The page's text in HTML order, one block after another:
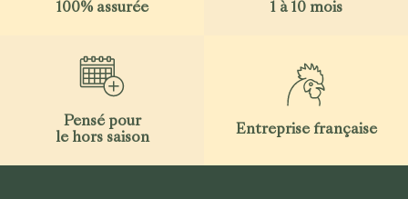
100% assurée
1 à 10 mois
Pensé pour
le hors saison
Entreprise française